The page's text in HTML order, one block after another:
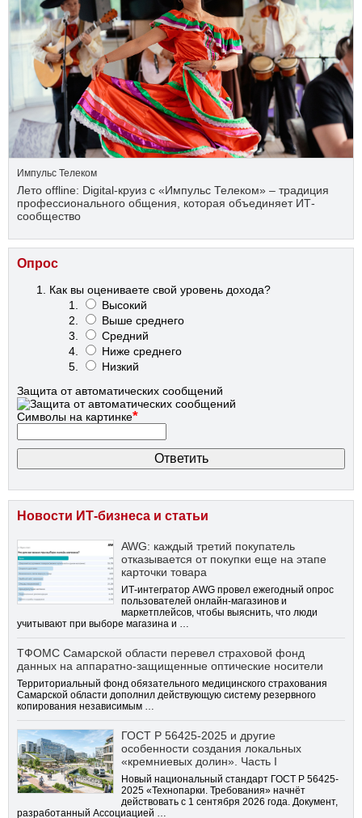
Импульс Телеком
Лето offline: Digital-круиз с «Импульс Телеком» – традиция
профессионального общения, которая объединяет ИТ-
сообщество
Опрос
Как вы оцениваете свой уровень дохода?
Высокий
Выше среднего
Средний
Ниже среднего
Низкий
Защита от автоматических сообщений
Символы на картинке*
Новости ИТ-бизнеса и статьи
AWG: каждый третий покупатель
отказывается от покупки еще на этапе
карточки товара
ИТ-интегратор AWG провел ежегодный опрос
пользователей онлайн-магазинов и
маркетплейсов, чтобы выяснить, что люди
учитывают при выборе магазина и …
ТФОМС Самарской области перевел страховой фонд
данных на аппаратно-защищенные оптические носители
Территориальный фонд обязательного медицинского страхования
Самарской области дополнил действующую систему резервного
копирования независимым …
ГОСТ Р 56425-2025 и другие
особенности создания локальных
«кремниевых долин». Часть I
Новый национальный стандарт ГОСТ Р 56425-
2025 «Технопарки. Требования» начнёт
действовать с 1 сентября 2026 года. Документ,
разработанный Ассоциацией …